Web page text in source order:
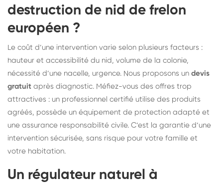
destruction de nid de frelon
européen ?
Le coût d’une intervention varie selon plusieurs facteurs :
hauteur et accessibilité du nid, volume de la colonie,
nécessité d’une nacelle, urgence. Nous proposons un devis
gratuit après diagnostic. Méfiez-vous des offres trop
attractives : un professionnel certifié utilise des produits
agréés, possède un équipement de protection adapté et
une assurance responsabilité civile. C’est la garantie d’une
intervention sécurisée, sans risque pour votre famille et
votre habitation.
Un régulateur naturel à